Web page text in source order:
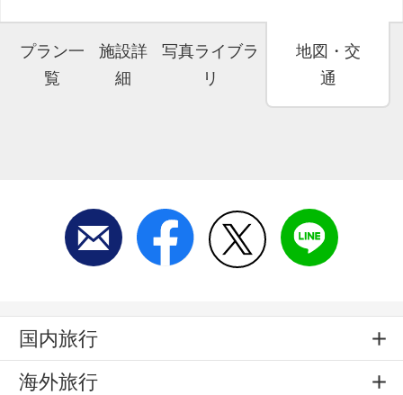
プラン一
覧
施設詳
細
写真ライブラ
リ
地図・交
通
国内旅行
海外旅行